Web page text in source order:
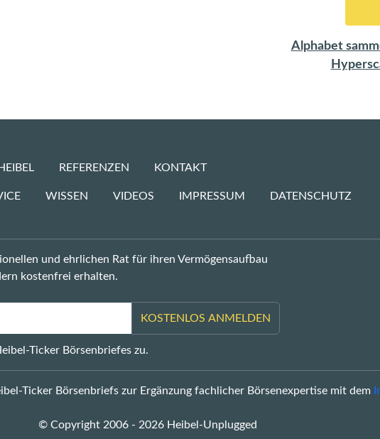
Alphabet
REFERENZEN KONTAKT
WISSEN VIDEOS IMPRESSUM DATENSCHUTZ
und ehrlichen Rat für ihren Vermögensaufbau
kostenfrei erhalten.
KOSTENLOS ANMELDEN
Ticker Börsenbriefes zu.
Ticker Börsenbriefs zur Ergänzung fachlicher Börsenexpertise mit dem
© Copyright 2006 - 2026 Heibel-Unplugged